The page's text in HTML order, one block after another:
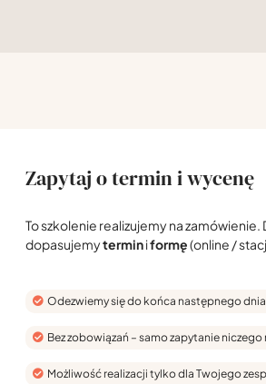
Zapytaj o termin i wycenę
To szkolenie realizujemy na zamówienie.
dopasujemyterminiformę(online /
Odezwiemy się do końca następnego
Bez zobowiązań – samo zapytanie niczego
Możliwość realizacji tylko dla Twojego